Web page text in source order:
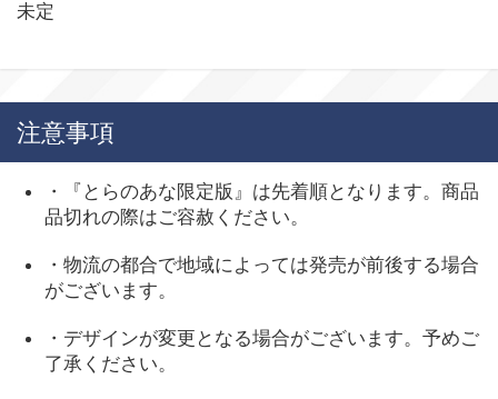
未定
注意事項
・『とらのあな限定版』は先着順となります。商品
品切れの際はご容赦ください。
・物流の都合で地域によっては発売が前後する場合
がございます。
・デザインが変更となる場合がございます。予めご
了承ください。